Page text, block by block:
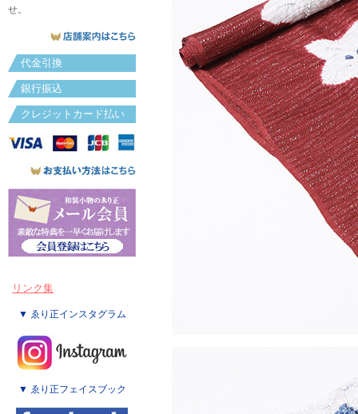
せ。
代金引換
銀行振込
クレジットカード払い
リンク集
▼ ゑり正インスタグラム
▼ ゑり正フェイスブック